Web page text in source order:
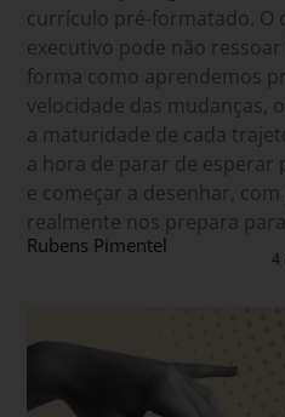
currículo pré-formatado. O
executivo pode não
forma como aprendemos
velocidade das mudanças,
a maturidade de cada
a hora de parar de esperar
e começar a desenhar,
realmente nos prepara
Rubens Pimentel
4